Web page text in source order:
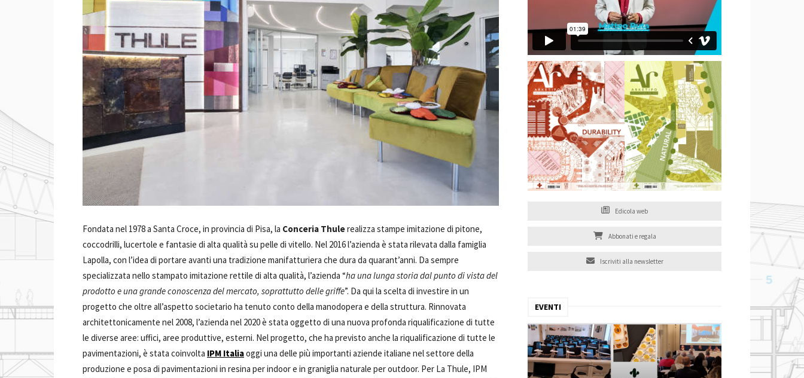
Fondata nel 1978 a Santa Croce, in provincia di Pisa, la Conceria Thulerealizza stampe imitazione di pitone,
coccodrilli, lucertole e fantasie di alta qualità su pelle di vitello. Nel 2016 l’azienda è stata rilevata dalla famiglia
Lapolla, con l’idea di portare avanti una tradizione manifatturiera che dura da quarant’anni. Da sempre
specializzata nello stampato imitazione rettile di alta qualità, l’azienda “ha una lunga storia dal punto di vista del
prodotto e una grande conoscenza del mercato, soprattutto delle griffe”. Da qui la scelta di investire in un
progetto che oltre all’aspetto societario ha tenuto conto della manodopera e della struttura. Rinnovata
architettonicamente nel 2008, l’azienda nel 2020 è stata oggetto di una nuova profonda riqualificazione di tutte
le diverse aree: uffici, aree produttive, esterni. Nel progetto, che ha previsto anche la riqualificazione di tutte le
pavimentazioni, è stata coinvolta IPM Italiaoggi una delle più importanti aziende italiane nel settore della
produzione e posa di pavimentazioni in resina per indoor e in graniglia naturale per outdoor. Per La Thule, IPM
Edicola web
Abbonati e regala
Iscriviti alla newsletter
EVENTI